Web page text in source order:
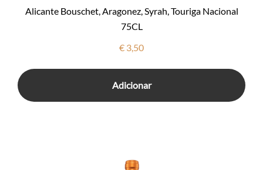
Alicante Bouschet, Aragonez, Syrah, Touriga Nacional
75CL
€ 3,50
Adicionar